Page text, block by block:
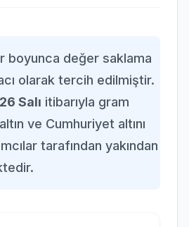
boyunca değer saklama
olarak tercih edilmiştir.
Salı itibarıyla gram
ve Cumhuriyet altını
tarafından yakından